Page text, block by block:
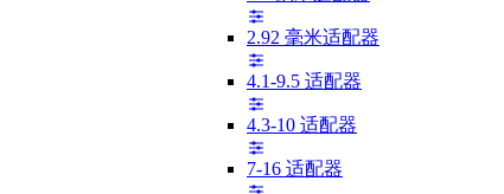
2.92 毫米适配器
4.1-9.5 适配器
4.3-10 适配器
7-16 适配器